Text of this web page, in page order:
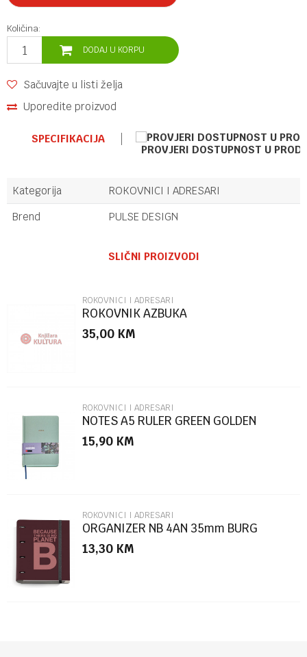
Količina:
DODAJ U KORPU
Sačuvajte u listi želja
Uporedite proizvod
SPECIFIKACIJA
PROVJERI DOSTUPNOST U
Kategorija
ROKOVNICI I ADRESARI
Brend
PULSE DESIGN
Poruka
POŠALJI
SLIČNI PROIZVODI
ROKOVNICI I ADRESARI
ROKOVNIK AZBUKA
35,00 KM
ROKOVNICI I ADRESARI
NOTES A5 RULER GREEN GOLDEN
JAZMIN MR8307
15,90 KM
ROKOVNICI I ADRESARI
ORGANIZER NB 4AN 35mm BURG
ECOALF
13,30 KM